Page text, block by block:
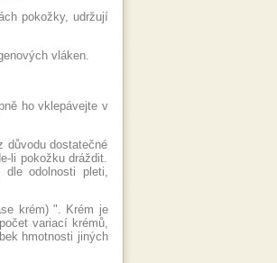
pokožky, udržují
vláken.
ho vklepávejte v
důvodu dostatečné
li pokožku dráždit.
odolnosti pleti,
krém) ". Krém je
variací krémů,
hmotnosti jiných